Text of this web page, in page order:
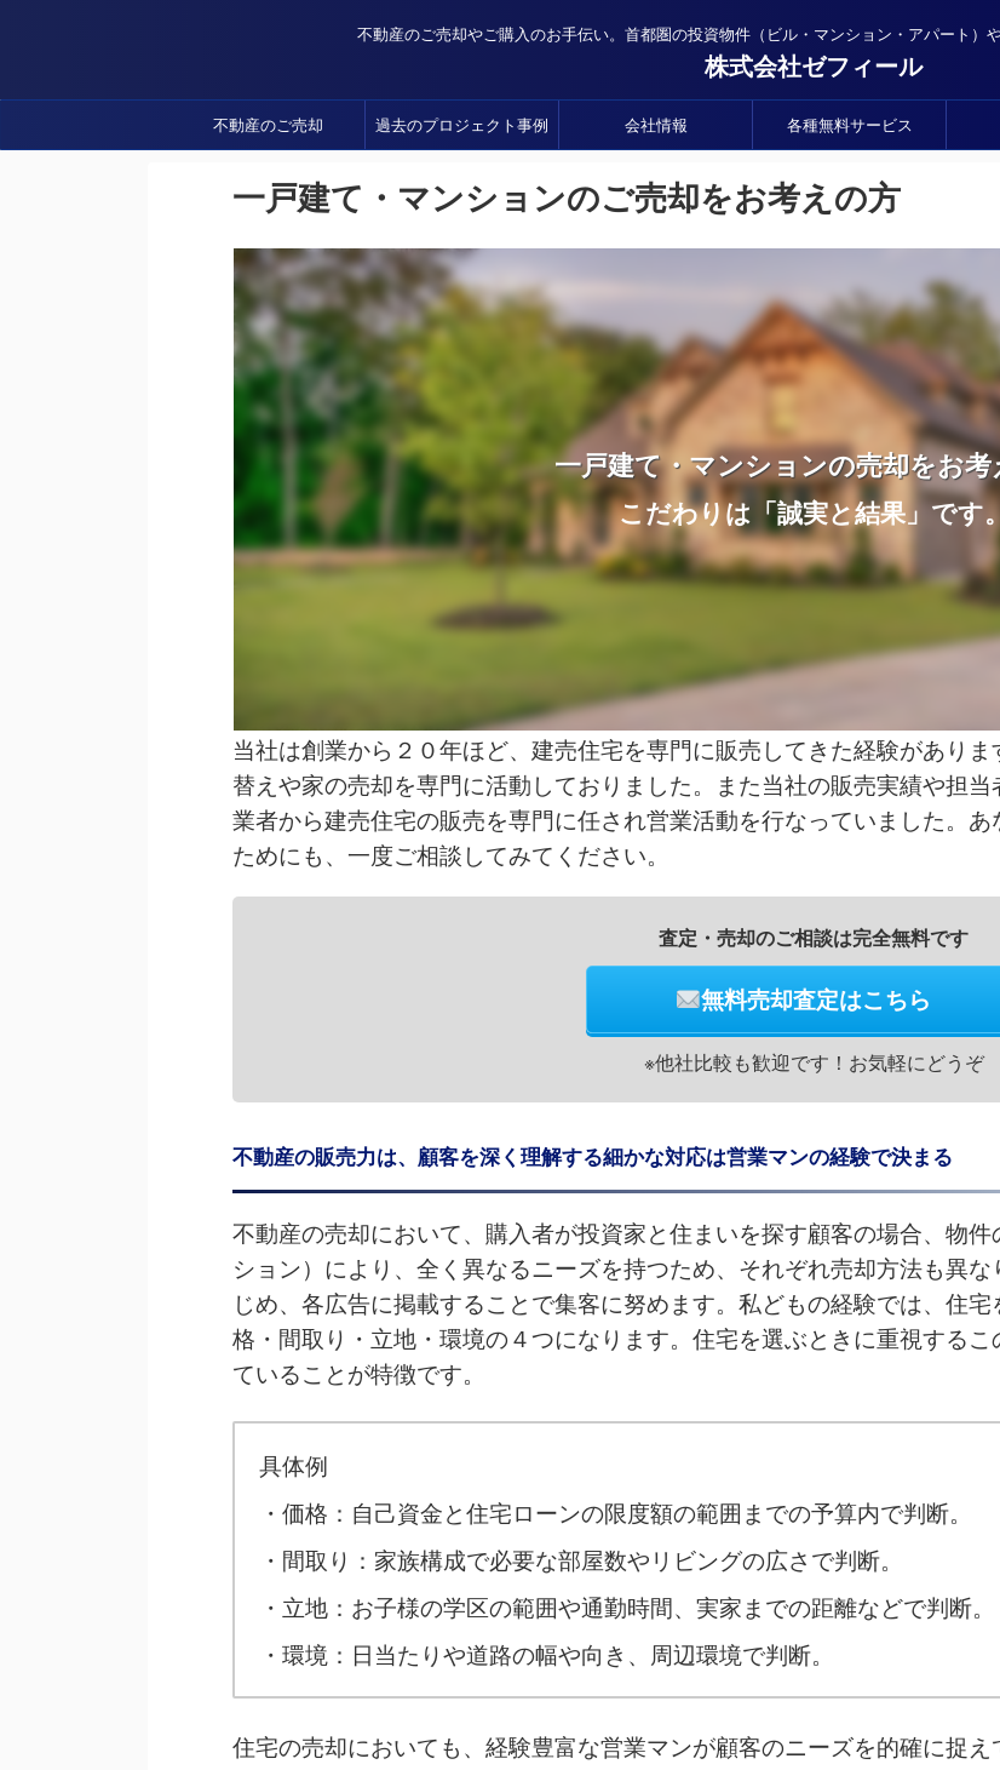
不動産のご売却やご購入のお手伝い。首都圏の投資物件（ビル・マンション・アパート）
株式会社ゼフィール
不動産のご売却 過去のプロジェクト事例 会社情報 各種無料サービス
一戸建て・マンションのご売却をお考えの方
一戸建て・マンションの売却をお考
こだわりは「誠実と結果」です。
当社は創業から２０年ほど、建売住宅を専門に販売してきた経験があり
替えや家の売却を専門に活動しておりました。また当社の販売実績や担
業者から建売住宅の販売を専門に任され営業活動を行なっていました。
ためにも、一度ご相談してみてください。
査定・売却のご相談は完全無料です
無料売却査定はこちら
※他社比較も歓迎です！お気軽にどうぞ
不動産の販売力は、顧客を深く理解する細かな対応は営業マンの経験で決まる
不動産の売却において、購入者が投資家と住まいを探す顧客の場合、物
ション）により、全く異なるニーズを持つため、それぞれ売却方法も異
じめ、各広告に掲載することで集客に努めます。 私どもの経験では、住
格・間取り・立地・環境の４つになります。住宅を選ぶときに重視する
ていることが特徴です。
具体例
・価格：自己資金と住宅ローンの限度額の範囲までの予算内で判断。
・間取り：家族構成で必要な部屋数やリビングの広さで判断。
・立地：お子様の学区の範囲や通勤時間、実家までの距離などで判断。
・環境：日当たりや道路の幅や向き、周辺環境で判断。
住宅の売却においても、経験豊富な営業マンが顧客のニーズを的確に捉